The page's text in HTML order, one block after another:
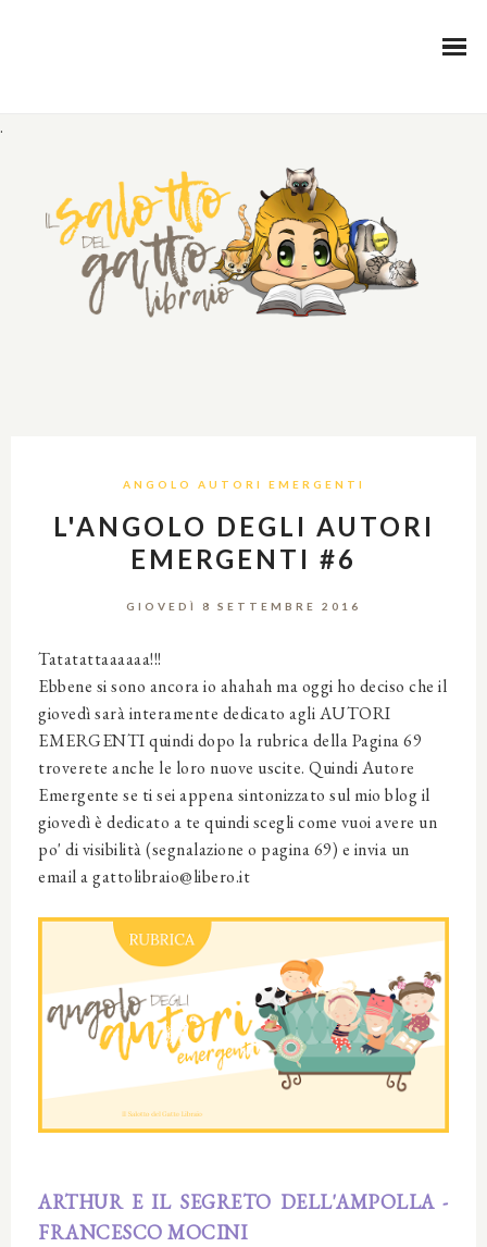
.
ANGOLO AUTORI EMERGENTI
L'ANGOLO DEGLI AUTORI
EMERGENTI #6
GIOVEDÌ 8 SETTEMBRE 2016
Tatatattaaaaaa!!!
Ebbene si sono ancora io ahahah ma oggi ho deciso che il
giovedì sarà interamente dedicato agli AUTORI
EMERGENTI quindi dopo la rubrica della Pagina 69
troverete anche le loro nuove uscite. Quindi Autore
Emergente se ti sei appena sintonizzato sul mio blog il
giovedì è dedicato a te quindi scegli come vuoi avere un
po' di visibilità (segnalazione o pagina 69) e invia un
email a gattolibraio@libero.it
ARTHUR E IL SEGRETO DELL'AMPOLLA -
FRANCESCO MOCINI